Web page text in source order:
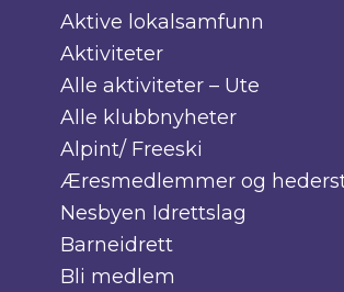
Aktive lokalsamfunn
Aktiviteter
Alle aktiviteter – Ute
Alle klubbnyheter
Alpint/ Freeski
Æresmedlemmer og
Nesbyen Idrettslag
Barneidrett
Bli medlem